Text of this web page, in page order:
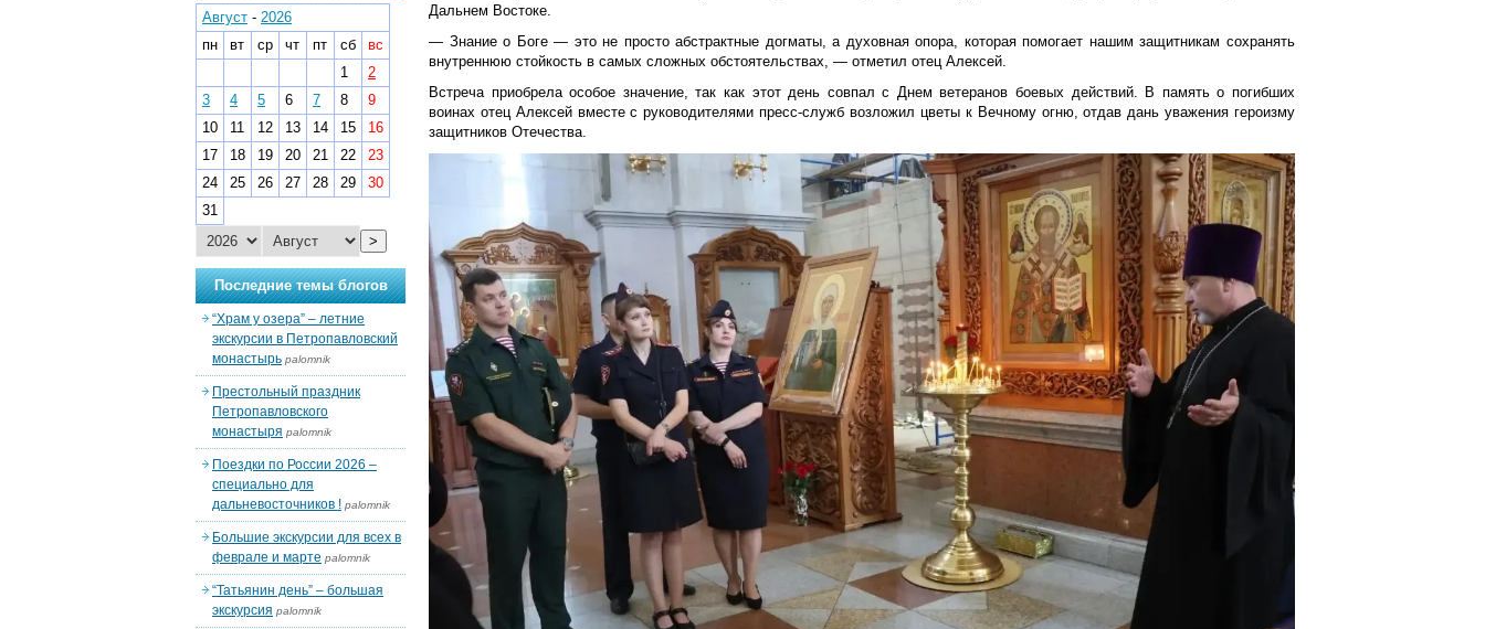
Дальнем Востоке.
— Знание о Боге — это не просто абстрактные догматы, а духовная опора, которая помогает нашим защитникам сохранять
внутреннюю стойкость в самых сложных обстоятельствах, — отметил отец Алексей.
Встреча приобрела особое значение, так как этот день совпал с Днем ветеранов боевых действий. В память о погибших
воинах отец Алексей вместе с руководителями пресс-служб возложил цветы к Вечному огню, отдав дань уважения героизму
защитников Отечества.
Август - 2026
пн
вт ср чт пт сб
вс
1
2
3
4 5 6 7 8
9
10
11 12 13 14 15
16
17
18 19 20 21 22
23
24
25 26 27 28 29
30
31
>
Последние темы блогов
“Храм у озера” – летние
экскурсии в Петропавловский
монастырь palomnik
Престольный праздник
Петропавловского
монастыря palomnik
Поездки по России 2026 –
специально для
дальневосточников ! palomnik
Большие экскурсии для всех в
феврале и марте palomnik
“Татьянин день” – большая
экскурсия palomnik